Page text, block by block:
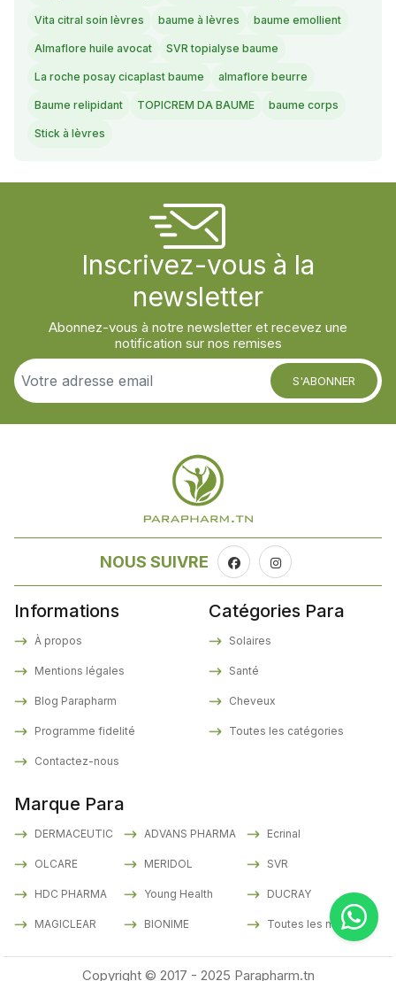
Vita citral soin lèvres baume à lèvres baume emollient
Almaflore huile avocat SVR topialyse baume
La roche posay cicaplast baume almaflore beurre
Baume relipidant TOPICREM DA BAUME baume corps
Stick à lèvres
Inscrivez-vous à la
newsletter
Abonnez-vous à notre newsletter et recevez une
notification sur nos remises
S'ABONNER
NOUS SUIVRE
Informations
À propos
Mentions légales
Blog Parapharm
Programme fidelité
Contactez-nous
Marque Para
DERMACEUTIC
OLCARE
HDC PHARMA
MAGICLEAR
ADVANS PHARMA
MERIDOL
Young Health
BIONIME
Ecrinal
SVR
DUCRAY
Toutes les marques
Catégories Para
Solaires
Santé
Cheveux
Toutes les catégories
Copyright © 2017 - 2025 Parapharm.tn